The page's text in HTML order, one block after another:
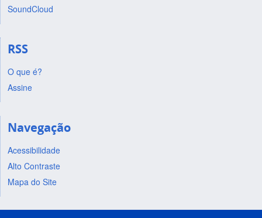
SoundCloud
RSS
O que é?
Assine
Navegação
Acessibilidade
Alto Contraste
Mapa do Site